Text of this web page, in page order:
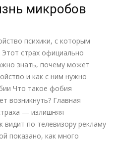
микробов
психики, с которым
страх официально
знать, почему может
и как с ним нужно
Что такое фобия
возникнуть? Главная
— излишняя
видит по телевизору рекламу
показано, как много